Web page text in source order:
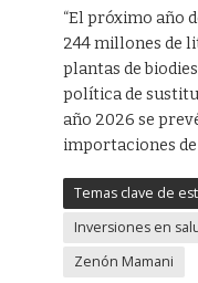
“El próximo año
244 millones de
plantas de
política de
año 2026 se
importaciones
Temas clave de
Inversiones en
Zenón Mamani